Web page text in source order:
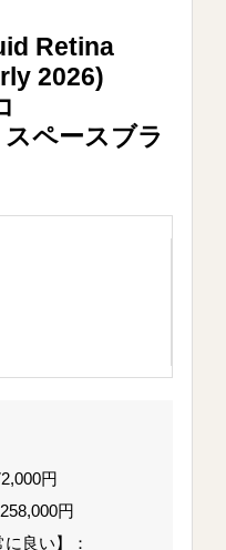
Retina
2026)
ペースブラ
円
円
良い】：